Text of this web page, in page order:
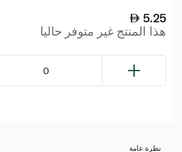
5.25
هذا المنتج غير متوفر حاليا
0
نظرة عامة